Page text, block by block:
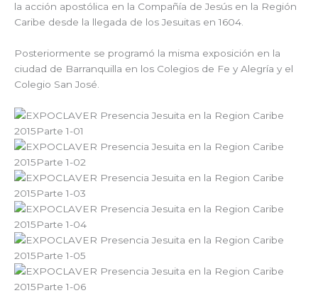
la acción apostólica en la Compañía de Jesús en la Región
Caribe desde la llegada de los Jesuitas en 1604.
Posteriormente se programó la misma exposición en la
ciudad de Barranquilla en los Colegios de Fe y Alegría y el
Colegio San José.